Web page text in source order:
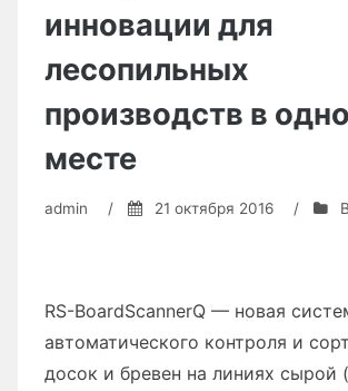
должны
стать
экспортным
продуктом»
инновации для
лесопильных
производств в
месте
admin / 21 октября 2016 /
RS-BoardScannerQ — новая
автоматического контроля и
досок и бревен на линиях сырой